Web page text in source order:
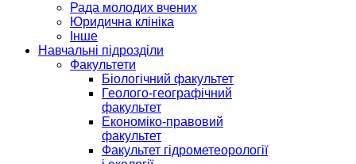
Рада молодих вчених
Юридична клініка
Інше
Навчальні підрозділи
Факультети
Біологічний факультет
Геолого-географічний
факультет
Економіко-правовий
факультет
Факультет гідрометеорології